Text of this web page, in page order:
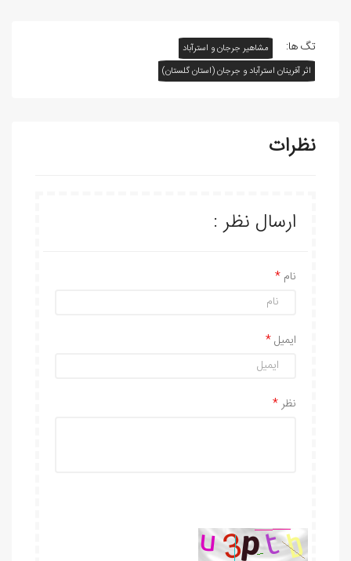
تگ ها:
مشاهیر جرجان و استرآباد
اثر آفرينان استرآباد و جرجان (استان گلستان)
نظرات
ارسال نظر :
نام
ایمیل
نظر